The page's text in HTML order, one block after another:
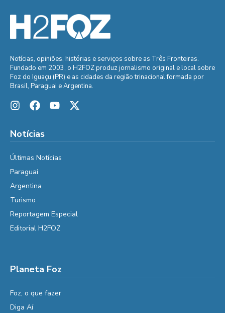
Notícias, opiniões, histórias e serviços sobre as Três Fronteiras.
Fundado em 2003, o H2FOZ produz jornalismo original e local sobre
Foz do Iguaçu (PR) e as cidades da região trinacional formada por
Brasil, Paraguai e Argentina.
Notícias
Últimas Notícias
Paraguai
Argentina
Turismo
Reportagem Especial
Editorial H2FOZ
Planeta Foz
Foz, o que fazer
Diga Aí